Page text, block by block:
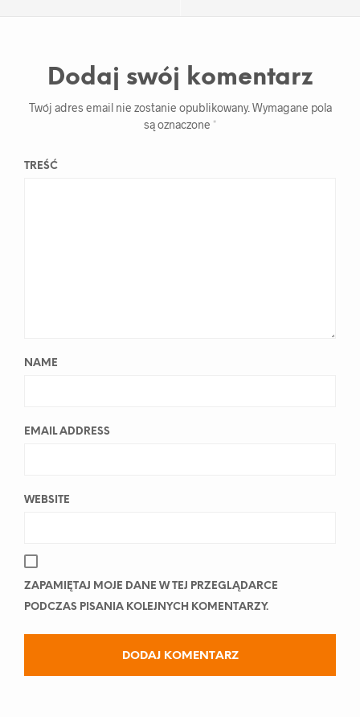
Dodaj swój komentarz
Twój adres email nie zostanie opublikowany. Wymagane pola
są oznaczone *
TREŚĆ
NAME
EMAIL ADDRESS
WEBSITE
ZAPAMIĘTAJ MOJE DANE W TEJ PRZEGLĄDARCE
PODCZAS PISANIA KOLEJNYCH KOMENTARZY.